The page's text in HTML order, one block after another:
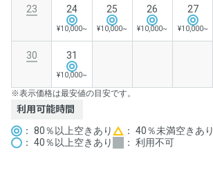
23 24
¥10,000~
25
¥10,000~
26
¥10,000~
27
¥10,000~
30 31
¥10,000~
※表示価格は最安値の目安です。
利用可能時間
： 80％以上空きあり
： 40％以上空きあり
： 40％未満空きあり
： 利用不可